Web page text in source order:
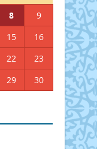
8
9
15
16
22
23
29
30